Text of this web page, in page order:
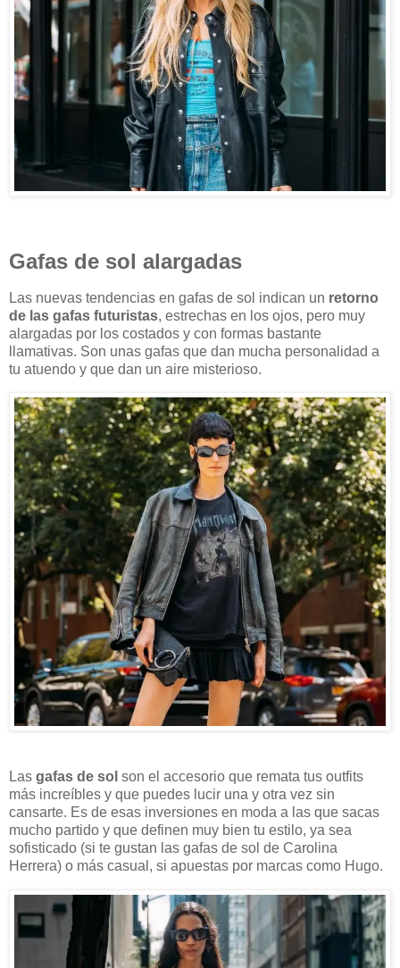
Gafas de sol alargadas
Las nuevas tendencias en gafas de sol indican un retorno
de las gafas futuristas, estrechas en los ojos, pero muy
alargadas por los costados y con formas bastante
llamativas. Son unas gafas que dan mucha personalidad a
tu atuendo y que dan un aire misterioso.
Las gafas de sol son el accesorio que remata tus outfits
más increíbles y que puedes lucir una y otra vez sin
cansarte. Es de esas inversiones en moda a las que sacas
mucho partido y que definen muy bien tu estilo, ya sea
sofisticado (si te gustan las gafas de sol de Carolina
Herrera) o más casual, si apuestas por marcas como Hugo.